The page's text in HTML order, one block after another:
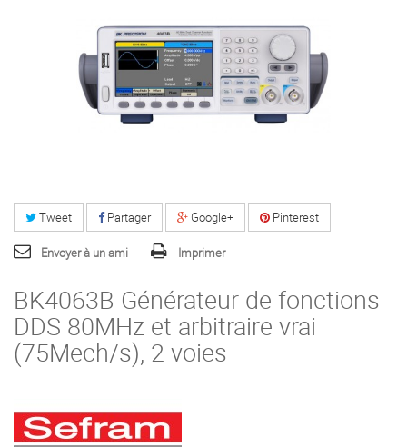
Tweet Partager Google+ Pinterest
Envoyer à un ami Imprimer
BK4063B Générateur de fonctions
DDS 80MHz et arbitraire vrai
(75Mech/s), 2 voies